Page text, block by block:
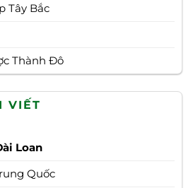
Tây Bắc
Thành Đô
VIẾT
Loan
Quốc